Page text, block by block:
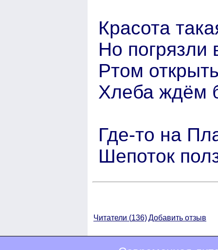
Красота
Но погрязли
Ртом
Хлеба ждём
Где-то на
Шепоток
Читатели (136)Добавить отзыв